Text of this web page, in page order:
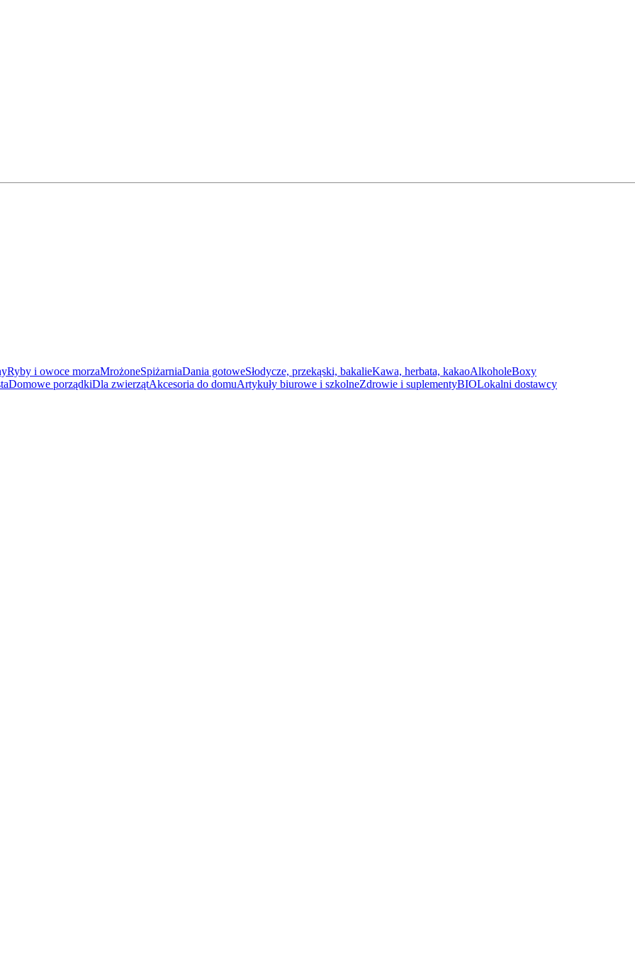
Ryby i owoce morzaMrożoneSpiżarniaDania gotoweSłodycze, przekąski, bakalieKawa, herbata, kakaoAlkoholeBoxy
Domowe porządkiDla zwierzątAkcesoria do domuArtykuły biurowe i szkolneZdrowie i suplementyBIOLokalni dostawcy